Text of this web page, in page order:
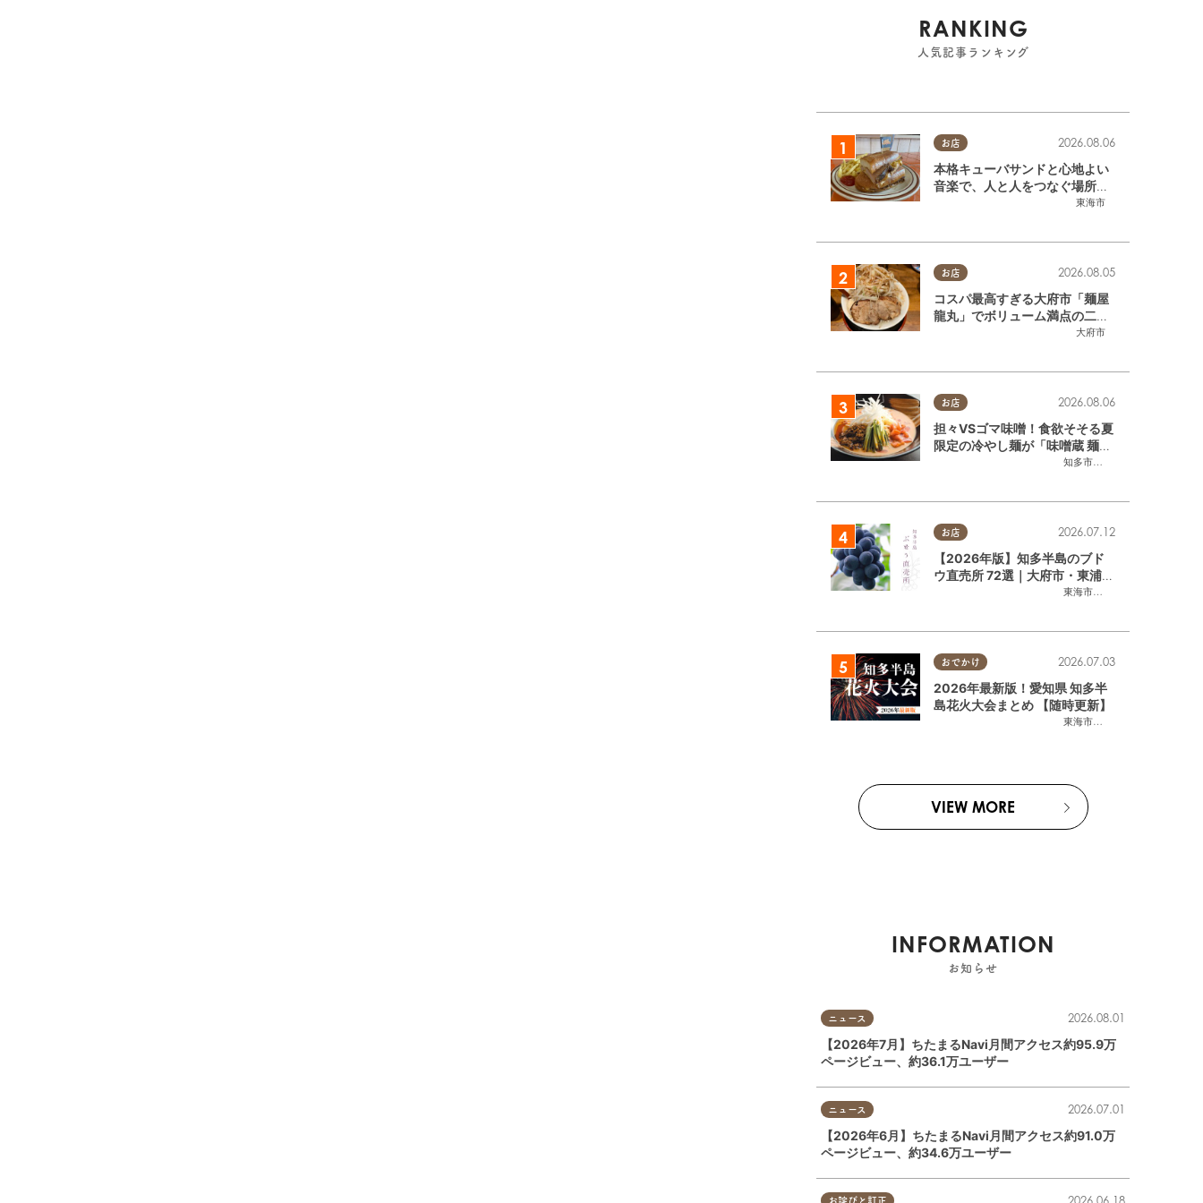
RANKING
人気記事ランキング
お店
東海市
2026.08.06
本格キューバサンドと心地よい
音楽で、人と人をつなぐ場所。
東海市「JAMMIN'STANDHOU
お店
大府市
2026.08.05
コスパ最高すぎる大府市「麺屋
龍丸」でボリューム満点の二郎
系ラーメンを堪能してきた
お店
知多市
,半田市
2026.08.06
担々VSゴマ味噌！食欲そそる夏
限定の冷やし麺が「味噌蔵 麺四
朗 半田店・知多店」で登場／ち
お店
東海市
,大府市
2026.07.12
【2026年版】知多半島のブド
ウ直売所 72選｜大府市・東浦町
ほかエリア別に一挙紹介
おでかけ
東海市
,大府市
2026.07.03
2026年最新版！愛知県 知多半
島花火大会まとめ 【随時更新】
VIEW MORE
INFORMATION
お知らせ
ニュース 2026.08.01
【2026年7月】ちたまるNavi月間アクセス約95.9万
ページビュー、約36.1万ユーザー
ニュース 2026.07.01
【2026年6月】ちたまるNavi月間アクセス約91.0万
ページビュー、約34.6万ユーザー
お詫びと訂正